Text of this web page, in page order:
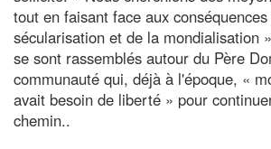
tout en faisant face aux
sécularisation et de la mondialisation
se sont rassemblés autour du Père
communauté qui, déjà à l'époque, «
avait besoin de liberté » pour
chemin..